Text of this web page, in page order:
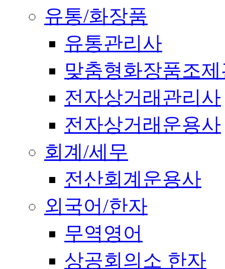
유통/화장품
유통관리사
맞춤형화장품조
전자상거래관리사
전자상거래운용사
회계/세무
전산회계운용사
외국어/한자
무역영어
상공회의소 한자